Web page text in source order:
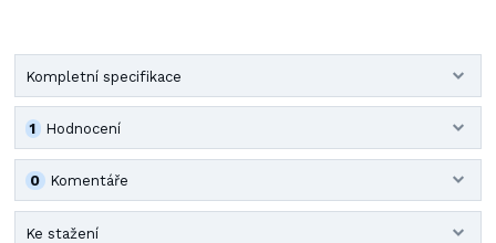
Kompletní specifikace
Hodnocení
1
Komentáře
0
Ke stažení